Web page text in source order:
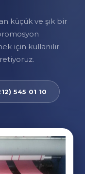
küçük ve şık bir
için kullanılır.
545 01 10